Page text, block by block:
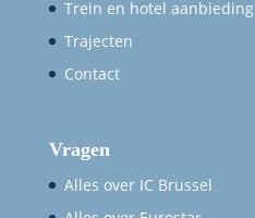
Trein en hotel aanbieding
Trajecten
Contact
Vragen
Alles over IC Brussel